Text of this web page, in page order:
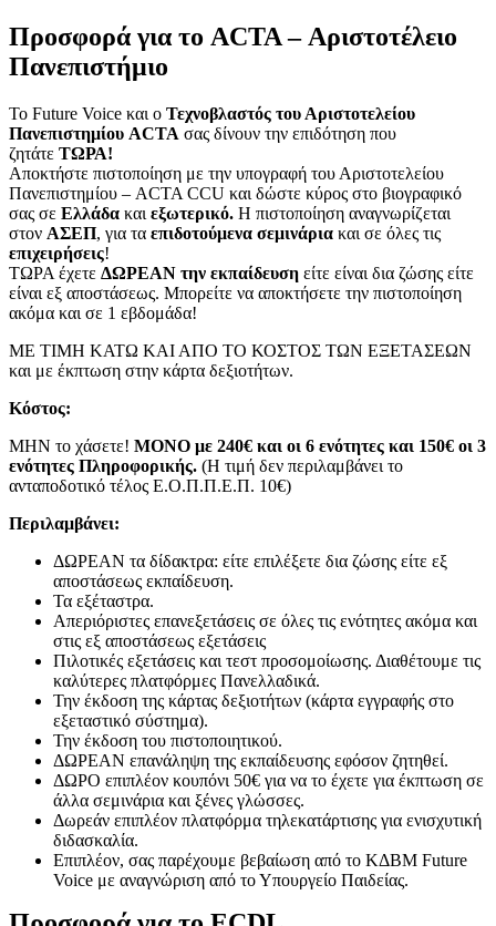
Προσφορά για το ACTA – Αριστοτέλειο
Πανεπιστήμιο
Το Future Voice και ο Τεχνοβλαστός του Αριστοτελείου
Πανεπιστημίου ACTA σας δίνουν την επιδότηση που
ζητάτε ΤΩΡΑ!
Αποκτήστε πιστοποίηση με την υπογραφή του Αριστοτελείου
Πανεπιστημίου – ACTA CCU και δώστε κύρος στο βιογραφικό
σας σε Ελλάδα και εξωτερικό. Η πιστοποίηση αναγνωρίζεται
στον ΑΣΕΠ, για τα επιδοτούμενα σεμινάρια και σε όλες τις
επιχειρήσεις!
ΤΩΡΑ έχετε ΔΩΡΕΑΝ την εκπαίδευση είτε είναι δια ζώσης είτε
είναι εξ αποστάσεως. Μπορείτε να αποκτήσετε την πιστοποίηση
ακόμα και σε 1 εβδομάδα!
ΜΕ ΤΙΜΗ ΚΑΤΩ ΚΑΙ ΑΠΟ ΤΟ ΚΟΣΤΟΣ ΤΩΝ ΕΞΕΤΑΣΕΩΝ
και με έκπτωση στην κάρτα δεξιοτήτων.
Κόστος:
ΜΗΝ το χάσετε! ΜΟΝΟ με 240€ και οι 6 ενότητες και 150€ οι 3
ενότητες Πληροφορικής. (Η τιμή δεν περιλαμβάνει το
ανταποδοτικό τέλος Ε.Ο.Π.Π.Ε.Π. 10€)
Περιλαμβάνει:
ΔΩΡΕΑΝ τα δίδακτρα: είτε επιλέξετε δια ζώσης είτε εξ
αποστάσεως εκπαίδευση.
Τα εξέταστρα.
Απεριόριστες επανεξετάσεις σε όλες τις ενότητες ακόμα και
στις εξ αποστάσεως εξετάσεις
Πιλοτικές εξετάσεις και τεστ προσομοίωσης. Διαθέτουμε τις
καλύτερες πλατφόρμες Πανελλαδικά.
Την έκδοση της κάρτας δεξιοτήτων (κάρτα εγγραφής στο
εξεταστικό σύστημα).
Την έκδοση του πιστοποιητικού.
ΔΩΡΕΑΝ επανάληψη της εκπαίδευσης εφόσον ζητηθεί.
ΔΩΡΟ επιπλέον κουπόνι 50€ για να το έχετε για έκπτωση σε
άλλα σεμινάρια και ξένες γλώσσες.
Δωρεάν επιπλέον πλατφόρμα τηλεκατάρτισης για ενισχυτική
διδασκαλία.
Επιπλέον, σας παρέχουμε βεβαίωση από το ΚΔΒΜ Future
Voice με αναγνώριση από το Υπουργείο Παιδείας.